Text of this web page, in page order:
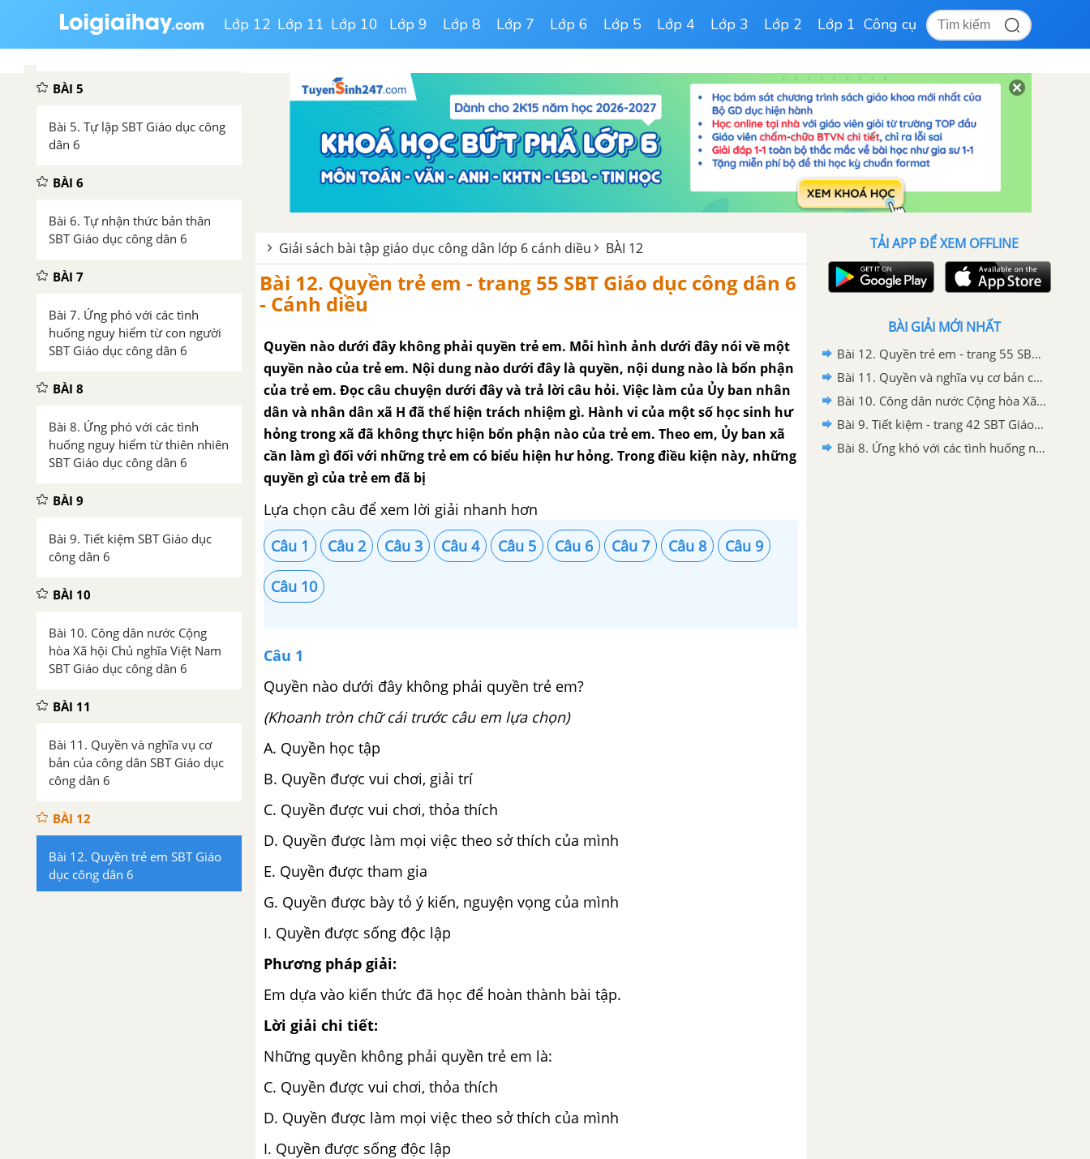
Lớp 12 Lớp 11 Lớp 10 Lớp 9 Lớp 8 Lớp 7 Lớp 6 Lớp 5 Lớp 4 Lớp 3 Lớp 2 Lớp 1 Công cụ
Bài 4. Tôn trọng sự thật SBT
Giáo dục công dân 6
BÀI 5
Bài 5. Tự lập SBT Giáo dục công
dân 6
BÀI 6
Bài 6. Tự nhận thức bản thân
SBT Giáo dục công dân 6
BÀI 7
Bài 7. Ứng phó với các tình
huống nguy hiểm từ con người
SBT Giáo dục công dân 6
BÀI 8
Bài 8. Ứng phó với các tình
huống nguy hiểm từ thiên nhiên
SBT Giáo dục công dân 6
BÀI 9
Bài 9. Tiết kiệm SBT Giáo dục
công dân 6
BÀI 10
Bài 10. Công dân nước Cộng
hòa Xã hội Chủ nghĩa Việt Nam
SBT Giáo dục công dân 6
BÀI 11
Bài 11. Quyền và nghĩa vụ cơ
bản của công dân SBT Giáo dục
công dân 6
BÀI 12
Bài 12. Quyền trẻ em SBT Giáo
dục công dân 6
Giải sách bài tập giáo dục công dân lớp 6 cánh diều BÀI 12
Bài 12. Quyền trẻ em - trang 55 SBT Giáo dục công dân 6
- Cánh diều
Quyền nào dưới đây không phải quyền trẻ em. Mỗi hình ảnh dưới đây nói về một
quyền nào của trẻ em. Nội dung nào dưới đây là quyền, nội dung nào là bổn phận
của trẻ em. Đọc câu chuyện dưới đây và trả lời câu hỏi. Việc làm của Ủy ban nhân
dân và nhân dân xã H đã thể hiện trách nhiệm gì. Hành vi của một số học sinh hư
hỏng trong xã đã không thực hiện bổn phận nào của trẻ em. Theo em, Ủy ban xã
cần làm gì đối với những trẻ em có biểu hiện hư hỏng. Trong điều kiện này, những
quyền gì của trẻ em đã bị
Lựa chọn câu để xem lời giải nhanh hơn
Câu 1
Câu 2 Câu 3 Câu 4 Câu 5 Câu 6 Câu 7 Câu 8 Câu 9
Câu 10
Câu 1
Quyền nào dưới đây không phải quyền trẻ em?
(Khoanh tròn chữ cái trước câu em lựa chọn)
A. Quyền học tập
B. Quyền được vui chơi, giải trí
C. Quyền được vui chơi, thỏa thích
D. Quyền được làm mọi việc theo sở thích của mình
E. Quyền được tham gia
G. Quyền được bày tỏ ý kiến, nguyện vọng của mình
I. Quyền được sống độc lập
Phương pháp giải:
Em dựa vào kiến thức đã học để hoàn thành bài tập.
Lời giải chi tiết:
Những quyền không phải quyền trẻ em là:
C. Quyền được vui chơi, thỏa thích
D. Quyền được làm mọi việc theo sở thích của mình
I. Quyền được sống độc lập
TẢI APP ĐỂ XEM OFFLINE
BÀI GIẢI MỚI NHẤT
Bài 12. Quyền trẻ em - trang 55 SBT Giáo dục công dân 6 - Cánh diều
Bài 11. Quyền và nghĩa vụ cơ bản của công dân - trang 50 SBT Giáo dục công dân 6 - Cánh diều
Bài 10. Công dân nước Cộng hòa Xã hội Chủ nghĩa Việt Nam - trang 46 SBT Giáo dục công dân 6 - Cánh diều
Bài 9. Tiết kiệm - trang 42 SBT Giáo dục công dân 6 - Cánh diều
Bài 8. Ứng khó với các tình huống nguy hiểm từ thiên nhiên - trang 39 SBT Giáo dục công dân 6 - Cánh diều